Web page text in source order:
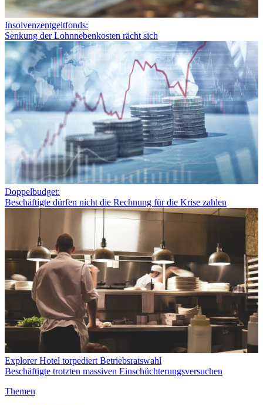
Insolvenzentgeltfonds:
Senkung der Lohnnebenkosten rächt sich
Doppelbudget:
Beschäftigte dürfen nicht die Rechnung für die Krise zahlen
Explorer Hotel torpediert Betriebsratswahl
Beschäftigte trotzten massiven Einschüchterungsversuchen
Themen